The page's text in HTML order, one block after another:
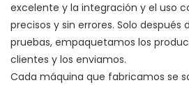
excelente y la integración y el uso
precisos y sin errores. Solo
pruebas, empaquetamos los
clientes y los enviamos.
Cada máquina que fabricamos se